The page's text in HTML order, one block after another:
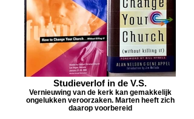
Studieverlof in de V.S.
Vernieuwing van de kerk kan gemakkelijk
ongelukken veroorzaken. Marten heeft zich
daarop voorbereid